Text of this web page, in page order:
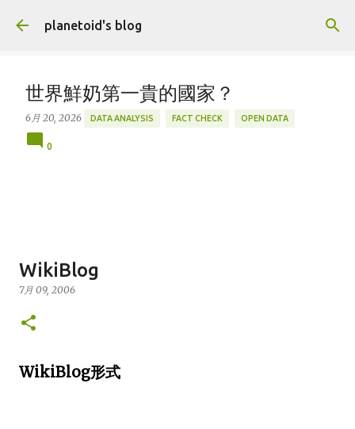
跳到主要內容
planetoid's blog
世界鮮奶第一貴的國家？
6月 20, 2026 DATA ANALYSIS FACT CHECK OPEN DATA
0
WikiBlog
7月 09, 2006
WikiBlog形式